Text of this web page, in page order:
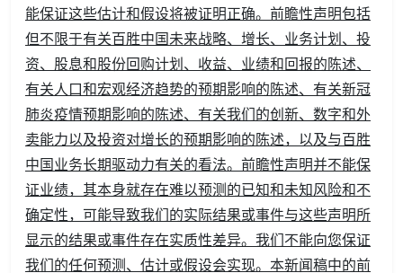
能保证这些估计和假设将被证明正确。前瞻性声明包括
但不限于有关百胜中国未来战略、增长、业务计划、投
资、股息和股份回购计划、收益、业绩和回报的陈述、
有关人口和宏观经济趋势的预期影响的陈述、有关新冠
肺炎疫情预期影响的陈述、有关我们的创新、数字和外
卖能力以及投资对增长的预期影响的陈述，以及与百胜
中国业务长期驱动力有关的看法。前瞻性声明并不能保
证业绩，其本身就存在难以预测的已知和未知风险和不
确定性，可能导致我们的实际结果或事件与这些声明所
显示的结果或事件存在实质性差异。我们不能向您保证
我们的任何预测、估计或假设会实现。本新闻稿中的前